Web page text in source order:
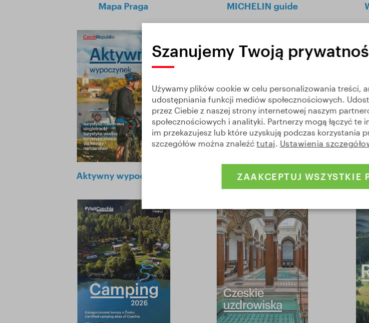
Mapa Praga MICHELIN guide
Aktywny wypoczynek Long distance cycling Elbe
Szanujemy Twoją
Używamy plików cookie w celu personalizowania treści,
udostępniania funkcji mediów społecznościowych.
przez Ciebie z naszej strony internetowej naszym
społecznościowych i analityki. Partnerzy mogą łączyć
im przekazujesz lub które uzyskują podczas korzystania
szczegółów można znaleźćtutaj. Ustawienia
ZAAKCEPTUJ WSZYSTKIE